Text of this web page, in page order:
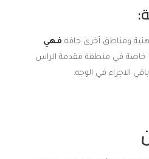
ومناطق أخرى جافه فهي
خاصة في منطقة مقدمة الراس
الاجزاء في الوجه.